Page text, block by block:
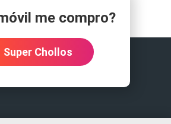
me compro?
Super Chollos